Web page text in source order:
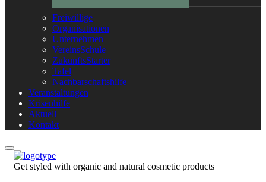
Freiwillige
Organisationen
Unternehmen
VereinsSchule
ZukunftsStarter
Tafel
Nachbarschaftshilfe
Veranstaltungen
Krisenhilfe
Aktuell
Kontakt
Get styled with organic and natural cosmetic products